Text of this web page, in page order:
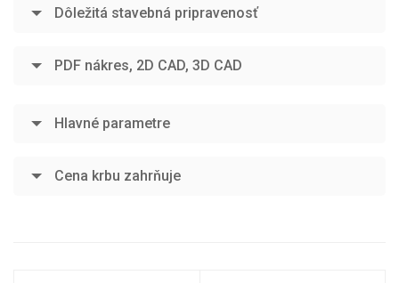
Dôležitá stavebná pripravenosť
PDF nákres, 2D CAD, 3D CAD
Hlavné parametre
Cena krbu zahrňuje